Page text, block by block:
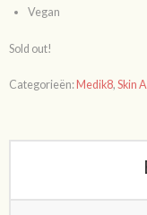
Vegan
Sold out!
Categorieën: Medik8, Skin